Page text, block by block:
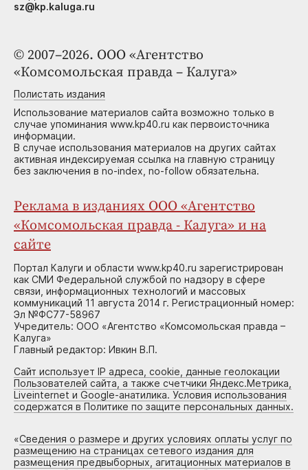
© 2007–2026. ООО «Агентство
«Комсомольская правда – Калуга»
Полистать издания
Использование материалов сайта возможно только в
случае упоминания www.kp40.ru как первоисточника
информации.
В случае использования материалов на других сайтах
активная индексируемая ссылка на главную страницу
без заключения в no-index, no-follow обязательна.
Реклама в изданиях ООО «Агентство
«Комсомольская правда - Калуга» и на
сайте
Портал Калуги и области www.kp40.ru зарегистрирован
как СМИ Федеральной службой по надзору в сфере
связи, информационных технологий и массовых
коммуникаций 11 августа 2014 г. Регистрационный номер:
Эл №ФС77-58967
Учредитель: ООО «Агентство «Комсомольская правда –
Калуга»
Главный редактор: Ивкин В.П.
Сайт использует IP адреса, cookie, данные геолокации
Пользователей сайта, а также счетчики Яндекс.Метрика,
Liveinternet и Google-анатилика. Условия использования
содержатся в Политике по защите персональных данных.
«Сведения о размере и других условиях оплаты услуг по
размещению на страницах сетевого издания для
размещения предвыборных, агитационных материалов в
sz@kp.kaluga.ru